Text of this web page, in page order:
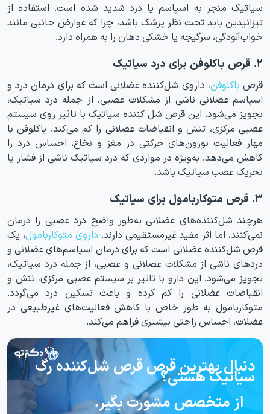
سیاتیک منجر به اسپاسم یا درد شدید شده است. استفاده از
تیزانیدین باید تحت نظر پزشک باشد، چرا که عوارض جانبی مانند
خواب‌آلودگی، سرگیجه یا خشکی دهان را به همراه دارد.
۲. قرص باکلوفن برای درد سیاتیک
قرص باکلوفن، داروی شل‌کننده عضلانی است که برای درمان درد و
اسپاسم‌ عضلانی ناشی از مشکلات عصبی، از جمله درد سیاتیک،
تجویز می‌شود. این قرص شل کننده سیاتیک با تاثیر روی سیستم
عصبی مرکزی، تنش و انقباضات عضلانی را کم می‌کند. باکلوفن با
مهار فعالیت نورون‌های حرکتی در مغز و نخاع، احساس درد را
کاهش می‌دهد. به‌ویژه در مواردی که درد سیاتیک ناشی از فشار یا
تحریک عصب سیاتیک باشد.
۳. قرص متوکاربامول برای سیاتیک
هرچند شل‌کننده‌های عضلانی به‌طور واضح درد عصبی را درمان
نمی‌کنند، اما اثر مفید غیرمستقیمی دارند. داروی متوکاربامول، یک
قرص شل‌کننده عضلانی است که برای درمان اسپاسم‌های عضلانی و
دردهای ناشی از مشکلات عضلانی و عصبی، از جمله درد سیاتیک،
تجویز می‌شود. این دارو با تاثیر بر سیستم عصبی مرکزی، تنش و
انقباضات عضلانی را کم کرده و باعث تسکین درد می‌گردد.
متوکاربامول به طور خاص با کاهش فعالیت‌های غیرطبیعی در
عضلات، احساس راحتی بیشتری فراهم می‌کند.
دنبال بهترین قرص قرص شل‌کننده رگ
سیاتیک هستی؟
از متخصص مشورت بگیر.